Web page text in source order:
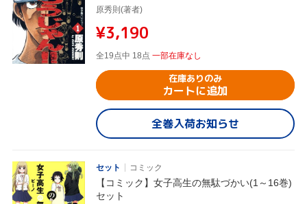
原秀則(著者)
¥3,190
全19点中 18点 一部在庫なし
在庫ありのみ
カートに追加
全巻入荷お知らせ
セット コミック
【コミック】女子高生の無駄づかい(1～16巻)
セット